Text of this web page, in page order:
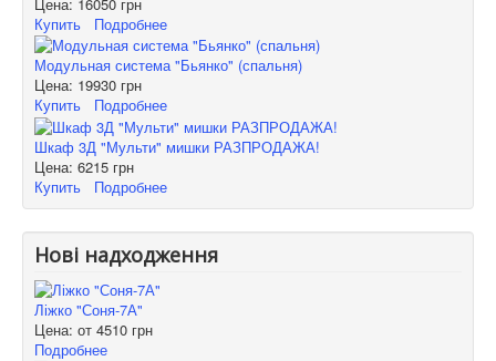
Купить
Подробнее
Модульная система "Бьянко" (спальня)
Цена: 19930 грн
Купить
Подробнее
Шкаф 3Д "Мульти" мишки РАЗПРОДАЖА!
Цена: 6215 грн
Купить
Подробнее
Нові надходження
Ліжко "Соня-7А"
Цена: от 4510 грн
Подробнее